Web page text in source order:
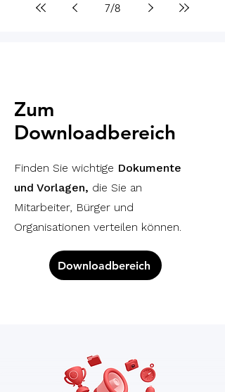
7/8
Zum
Downloadbereich
Finden Sie wichtige Dokumente
und Vorlagen, die Sie an
Mitarbeiter, Bürger und
Organisationen verteilen können.
Downloadbereich